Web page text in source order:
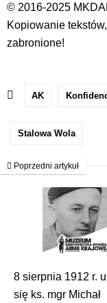
© 2016-2025
Kopiowanie
zabronione!
AK
Stalowa Wola
Poprzedni artykuł
8 sierpnia 1912 r.
się ks. mgr Michał